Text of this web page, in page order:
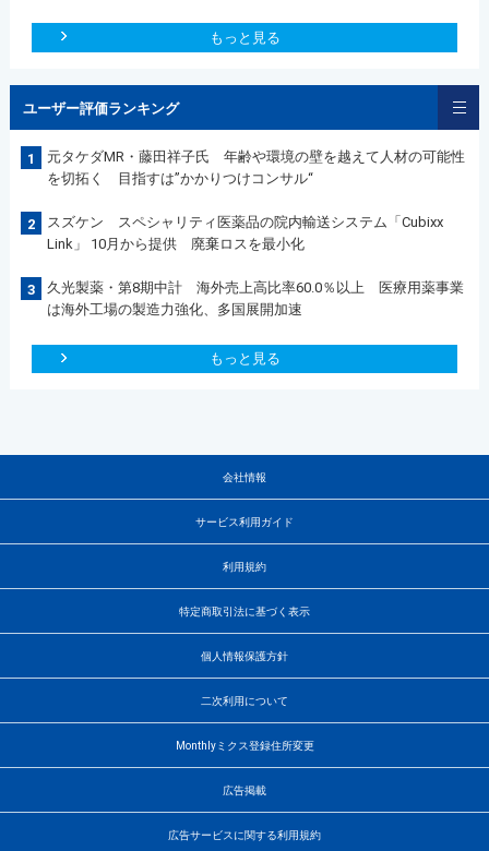
もっと見る
ユーザー評価ランキング
1
元タケダMR・藤田祥子氏 年齢や環境の壁を越えて人材の可能性
を切拓く 目指すは”かかりつけコンサル“
2
スズケン スペシャリティ医薬品の院内輸送システム「Cubixx
Link」 10月から提供 廃棄ロスを最小化
3
久光製薬・第8期中計 海外売上高比率60.0％以上 医療用薬事業
は海外工場の製造力強化、多国展開加速
もっと見る
会社情報
サービス利用ガイド
利用規約
特定商取引法に基づく表示
個人情報保護方針
二次利用について
Monthlyミクス登録住所変更
広告掲載
広告サービスに関する利用規約